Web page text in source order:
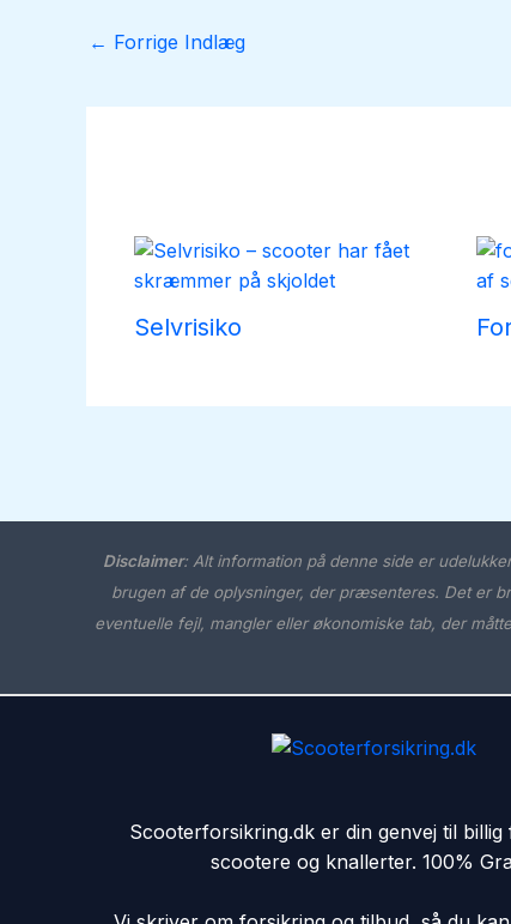
← Forrige Indlæg
Selvrisiko
Disclaimer: Alt information på denne side er
brugen af de oplysninger, der præsenteres. Det er
eventuelle fejl, mangler eller økonomiske tab, der
Scooterforsikring.dk er din genvej til
scootere og knallerter. 100%